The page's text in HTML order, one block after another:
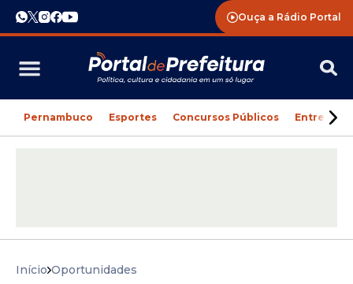
Ouça a Rádio Portal
Pernambuco Esportes Concursos Públicos
Início Oportunidades